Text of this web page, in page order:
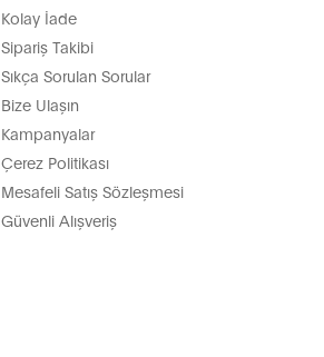
Kolay İade
Sipariş Takibi
Sıkça Sorulan Sorular
Bize Ulaşın
Kampanyalar
Çerez Politikası
Mesafeli Satış Sözleşmesi
Güvenli Alışveriş